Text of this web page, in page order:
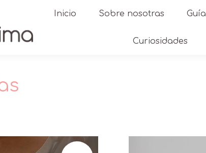
Inicio Sobre nosotras Guía
Curiosidades